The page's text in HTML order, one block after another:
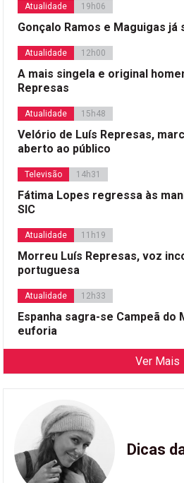
Atualidade 19h06
Gonçalo Ramos e Maguigas já
Atualidade 12h00
A mais singela e original
Represas
Atualidade 15h48
Velório de Luís Represas,
aberto ao público
Televisão 14h31
Fátima Lopes regressa às
SIC
Atualidade 11h19
Morreu Luís Represas, voz
portuguesa
Atualidade 12h33
Espanha sagra-se Campeã do
euforia
Ver Mais
Dicas